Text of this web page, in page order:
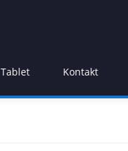
Tablet Kontakt